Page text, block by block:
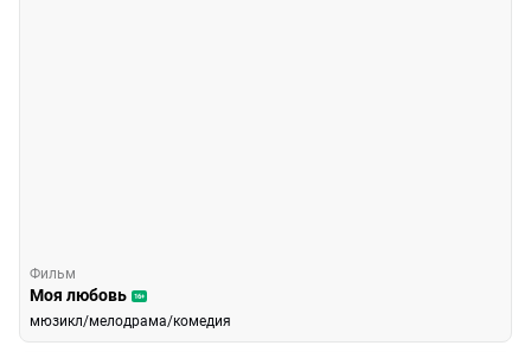
Фильм
Моя любовь 16+
мюзикл/мелодрама/комедия